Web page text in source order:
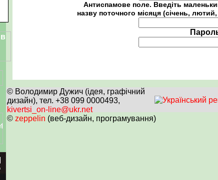
Антиспамове поле. Введіть
назву поточного місяця (січень,
© Володимир Дужич (ідея, графічний
дизайн), тел. +38 099 0000493,
kivertsi_on-line@ukr.net
© zeppelin (веб-дизайн, програмування)